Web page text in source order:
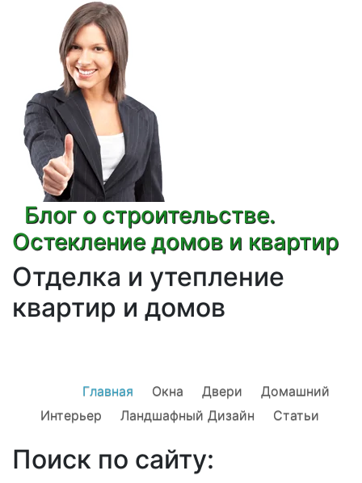
Блог о строительстве.
Остекление домов и квартир
Отделка и утепление
квартир и домов
Главная Окна Двери
Домашний
Интерьер
Ландшафный Дизайн Статьи
Поиск по сайту: